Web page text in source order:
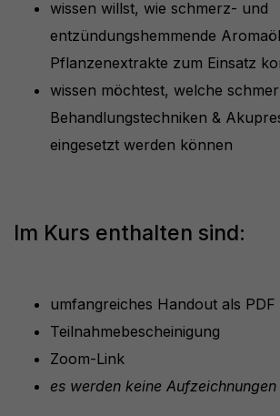
wissen willst, wie schmerz- und
entzündungshemmende
Pflanzenextrakte zum Einsatz
wissen möchtest, welche
Behandlungstechniken &
eingesetzt werden können
Im Kurs enthalten sind:
umfangreiches Handout als PDF
Teilnahmebescheinigung
Zoom-Link
es werden keine